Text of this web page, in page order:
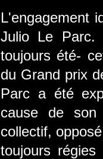
L'engagement
Julio Le
toujours été-
du Grand prix
Parc a été
cause de son
collectif,
toujours